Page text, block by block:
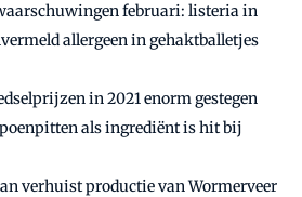
februari: listeria in
allergeen in gehaktballetjes
in 2021 enorm gestegen
als ingrediënt is hit bij
verhuist productie van Wormerveer